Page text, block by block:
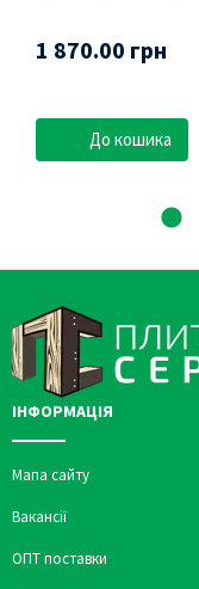
1 870.00 грн
До кошика
ІНФОРМАЦІЯ
Мапа сайту
Вакансії
ОПТ поставки